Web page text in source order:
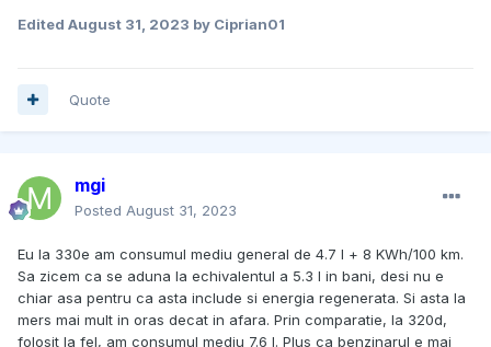
pornit sau dacă ești pe electric doar, totul este un vis.
mașinile să aibă în curând într-o formă sau alta așa
silențioasă, dar 530e G30, bate orice am văzut
anterior.
l/100km. Doar ultimii km prin oraș l-au ridicat la
8.0 l/100km. Pai wow, o mașină cu trei oameni la bord,
bagaje și care nu a fost condusă de un adormit pe
șosea socate un așa consum... trăim într-o nouă eră.
Evoc doar consumurile de 20-24 l/100km cu un 650i
Edited August 31, 2023 by Ciprian01
Quote
mgi
Posted August 31, 2023
Eu la 330e am consumul mediu general de 4.7 l + 8 KWh/100 km.
Sa zicem ca se aduna la echivalentul a 5.3 l in bani, desi nu e
chiar asa pentru ca asta include si energia regenerata. Si asta la
mers mai mult in oras decat in afara. Prin comparatie, la 320d,
folosit la fel, am consumul mediu 7.6 l. Plus ca benzinarul e mai